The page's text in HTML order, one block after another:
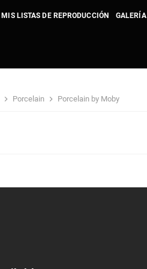
MIS LISTAS DE REPRODUCCIÓN GALERÍA
Porcelain Porcelain by Moby